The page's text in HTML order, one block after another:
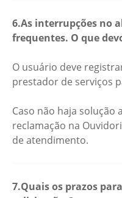
6.As interrupções no
frequentes. O que
O usuário deve
prestador de serviços
Caso não haja
reclamação na
de atendimento.
7.Quais os prazos